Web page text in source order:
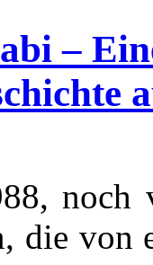
–
noch
die von